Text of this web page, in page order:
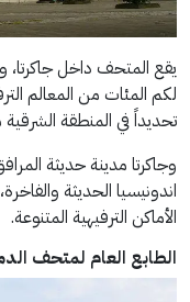
يقع المتحف داخل جاكرتا،
لكم المئات من المعالم
تحديداً في المنطقة
وجاكرتا مدينة حديثة
اندونيسيا الحديثة
الأماكن الترفيهية المتنوعة.
الطابع العام لمتحف